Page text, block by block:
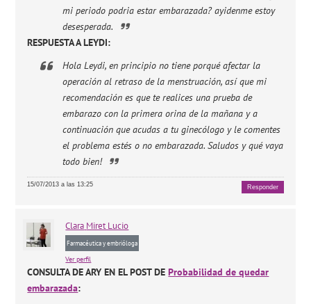
mi periodo podria estar embarazada? ayidenme estoy
desesperada.
RESPUESTA A LEYDI:
Hola Leydi, en principio no tiene porqué afectar la
operación al retraso de la menstruación, así que mi
recomendación es que te realices una prueba de
embarazo con la primera orina de la mañana y a
continuación que acudas a tu ginecólogo y le comentes
el problema estés o no embarazada. Saludos y qué vaya
todo bien!
15/07/2013 a las 13:25 Responder
Clara Miret Lucio
Farmacéutica y embrióloga
Ver perfil
CONSULTA DE ARY EN EL POST DEProbabilidad de quedar
embarazada: